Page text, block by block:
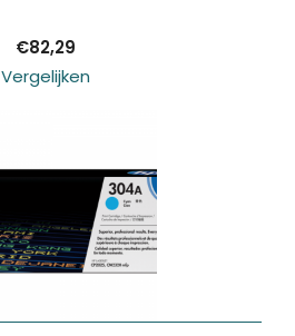
€82,29
Vergelijken